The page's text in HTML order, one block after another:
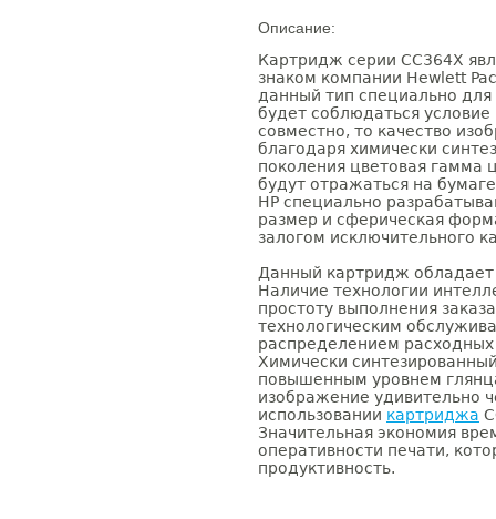
Описание:
Картридж серии CC364X
знаком компании Hewlett
данный тип специально для
будет соблюдаться
совместно, то качество
благодаря химически
поколения цветовая гамма
будут отражаться на
НР специально
размер и сферическая
залогом исключительного
Данный картридж
Наличие технологии
простоту выполнения
технологическим
распределением
Химически
повышенным уровнем
изображение удивительно
использовании картриджа
Значительная экономия
оперативности печати,
продуктивность.